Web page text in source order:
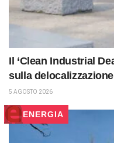
Il ‘Clean Industrial
sulla
5 AGOSTO 2026
ENERGIA